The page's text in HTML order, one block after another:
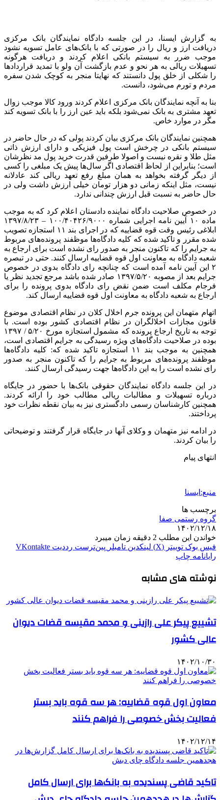
به گزارش ایسنا، در این جلسه دادگاه نمایندگان بانک مرکزی
دریافت ارز و ریال را در صورتی که با بانک‌های عامل تسویه نشود
موجب ضرر به سیستم بانکی اعلام کردند و دریافت هرگونه
تسهیلات ریالی به هر نحو و عدم بازگشت آن ولو با تمدید قراردادها
را شکلی از خلق پول دانستند که نهایتا منجر به کوچک شدن سفره
مردم و تورم می‌شود، دانست.
بنا به آنچه نمایندگان بانک مرکزی اعلام کردند ورود کالا موجب زوال
تعهد مشتری به بانک نمی‌شود بلکه باید عین ارز را با بانک تسویه کند
مگر در موارد خاص.
همچنین نمایندگان بانک مرکزی بیان کردند پولی که در حال حاضر در
سیستم بانکی در چرخش است پول فیزیکی و دارای ارزش ذاتی
مثل طلا و نقره نیست و اصولا طرفین قدرت خرید پول مد نظرشان
است؛ بنابراین از لحاظ اقتصادی اگر سال‌ها پیش یک مبلغی را کسی
از دیگر گرفته بخواهد به همان مبلغ رفع تعهد ریالی کند عادلانه
نیست، مثل اینکه زمانی دو هزار تومان خیلی ارزش داشت ولی در
حال حاضر به نسبت قبل ارزش چندانی ندارد.
در خصوص صلاحیت دادگاه نماینده دادستان اعلام کرد که به موجب
ماده ۱۰ آیین نامه اجرایی شماره ۱۰۰/۴۰۴۲۶/۹۰۰۰ – ۱۳۹۷/۸/۲۳
ابلاغی رئیس وقت قوه قضاییه که در اجرای بند ۱۱ استجازه تصویب
شده مقرر و تاکید شده که کلیه دادگاه‌ها موظفند پرونده‌های مربوط
به جرایم را که تاکنون منجر به صدور رای نشده است برای ارجاع به
شعبه دادگاه به معاونت اول قوه قضاییه ارسال کنند. حتی در تبصره
۲ این آیین نامه آمده است که چنانچه رای دادگاه بدوی در خصوص
جرایم بعد از مصوبه ۱۳۹۷/۵/۲۰ صادر شده باشد مرجع تجدید نظر یا
فرجام مکلف است ضمن نقض رای دادگاه بدوی پرونده را برای
ارجاع به شعبه دادگاه به معاونت اول قوه قضاییه ارسال کند.
اتهام متهمان این پرونده جرم اخلال کلان در نظام اقتصادی موضوع
قانون مجازات اخلالگران در نظام اقتصادی کشور بوده است. با
توجه به تاریخ ارجاع پرونده که مشمول استجازه مورخ ۵/۲۰ / ۱۳۹۷
بوده در صلاحیت دادگاه‌های ویژه رسیدگی به جرایم اقتصادی است،
همچنین به موجب بند ۱۱ استجازه تاکید شده که: کلیه دادگاه‌ها
موظفند پرونده‌های مربوط به جرایم را که تاکنون منجر به صدور
رای نشده است را به این دادگاه‌ها جهت رسیدگی ارسال کنند.
در این جلسه دادگاه نمایندگان حقوقی بانک‌ها با حضور در جایگاه
درباره تسهیلات و مطالبات ریالی مطالب خود را ارائه کردند.
همچنین کارشناسان رسمی دادگستری نیز به بیان نقطه نظرات خود
پرداختند.
در ادامه نیز متهمان و وکلای آنها در جایگاه قرار گرفتند و توضیحاتی
را بیان کردند.
انتهای پیام
منبع:ایسنا
برچسب ها
گروه رستمی صفا
۱۴۰۲/۱۲/۱۸
خواندن این مطلب 2 دقیقه زمان میبرد
فیس بوک توییتر (X) لینکدین ‫تامبلر ‫پین‌ترست ‫رددیت ‫VKontakte
رایانامه چاپ
نوشته های مشابه
تشییع پیکر علی رازینی و محمد مقیسه قضات دیوان
عالی کشور
۱۴۰۲/۱۰/۳۰
معاون اول قوه قضاییه: هر سه قوه باید بستر
فعالیت بخش خصوصی را فراهم کنند
۱۴۰۲/۱۲/۱۴
تاکید قاضی پسندیده به بانک‌ها برای ارسال کامل